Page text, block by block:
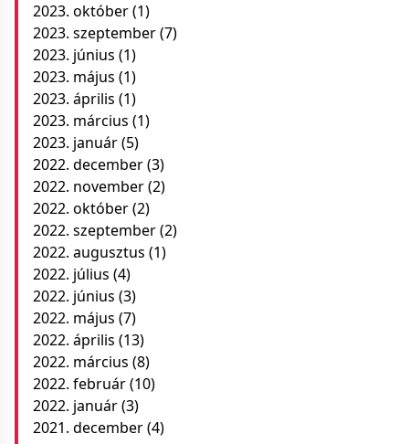
2023. október(1)
2023. szeptember(7)
2023. június (1)
2023. május (1)
2023. április (1)
2023. március (1)
2023. január(5)
2022. december(3)
2022. november(2)
2022. október(2)
2022. szeptember(2)
2022. augusztus (1)
2022. július (4)
2022. június (3)
2022. május (7)
2022. április (13)
2022. március (8)
2022. február(10)
2022. január(3)
2021. december(4)